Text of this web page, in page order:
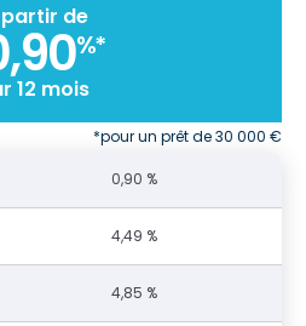
de
%*
12 mois
*pour un prêt de 30 000 €
0,90 %
4,49 %
4,85 %